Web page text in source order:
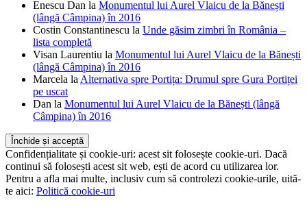
Enescu Dan la Monumentul lui Aurel Vlaicu de la Bănești
(lângă Câmpina) în 2016
Costin Constantinescu la Unde găsim zimbri în România –
lista completă
Visan Laurentiu la Monumentul lui Aurel Vlaicu de la Bănești
(lângă Câmpina) în 2016
Marcela laAlternativa spre Portița: Drumul spre Gura Portiței
pe uscat
Dan la Monumentul lui Aurel Vlaicu de la Bănești (lângă
Câmpina) în 2016
Confidențialitate și cookie-uri: acest sit folosește cookie-uri. Dacă
continui să folosești acest sit web, ești de acord cu utilizarea lor.
Pentru a afla mai multe, inclusiv cum să controlezi cookie-urile, uită-
te aici: Politică cookie-uri